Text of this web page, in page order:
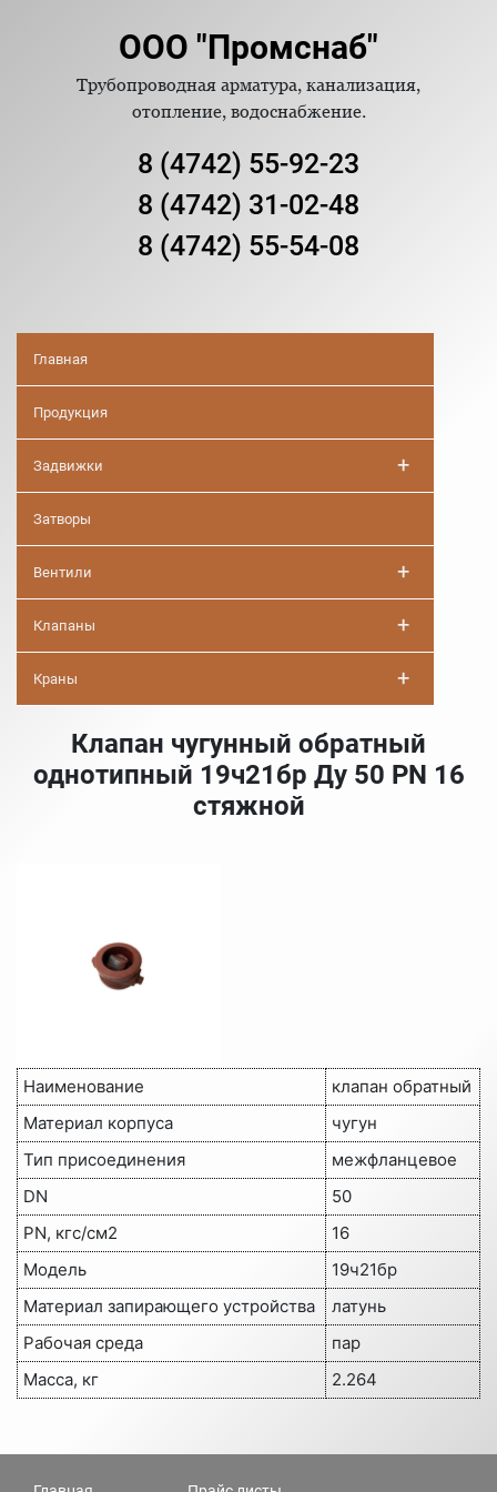
ООО "Промснаб"
Трубопроводная арматура, канализация,
отопление, водоснабжение.
8 (4742) 55-92-23
8 (4742) 31-02-48
8 (4742) 55-54-08
Главная
Продукция
Задвижки +
Затворы
Вентили +
Клапаны +
Краны +
Клапан чугунный обратный
однотипный 19ч21бр Ду 50 PN 16
стяжной
Наименование
клапан обратный
Материал корпуса
чугун
Тип присоединения
межфланцевое
DN
50
PN, кгс/см2
16
Модель
19ч21бр
Материал запирающего устройства
латунь
Рабочая среда
пар
Масса, кг
2.264